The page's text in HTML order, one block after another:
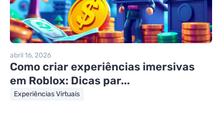
abril 16, 2026
Como criar experiências imersivas
em Roblox: Dicas par...
Experiências Virtuais